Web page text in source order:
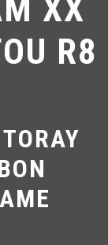
XX
R8